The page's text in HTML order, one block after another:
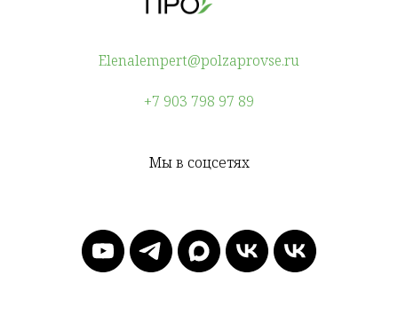
Elenalempert@polzaprovse.ru
+7 903 798 97 89
Мы в соцсетях